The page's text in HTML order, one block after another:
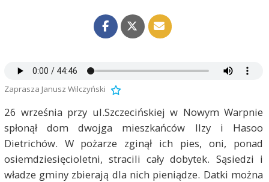
Zaprasza Janusz Wilczyński
26 września przy ul.Szczecińskiej w Nowym Warpnie
spłonął dom dwojga mieszkańców Ilzy i Hasoo
Dietrichów. W pożarze zginął ich pies, oni, ponad
osiemdziesięcioletni, stracili cały dobytek. Sąsiedzi i
władze gminy zbierają dla nich pieniądze. Datki można